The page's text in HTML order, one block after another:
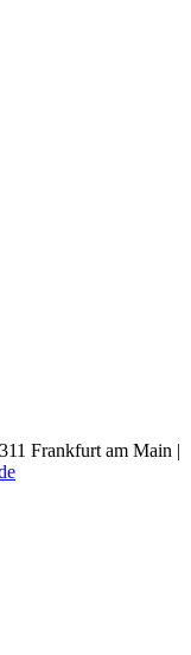
Frankfurt am Main |